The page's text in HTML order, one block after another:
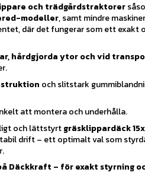
och trädgårdstraktorer
modeller, samt mindre
där det fungerar som ett exakt
hårdgjorda ytor och vid
och slitstark
att montera och underhålla.
och lättstyrtgräsklippardäck
drift – ett optimalt val som
Däckkraft – för exakt styrning